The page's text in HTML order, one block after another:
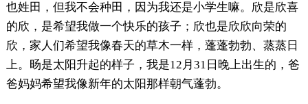
也姓田，但我不会种田，因为我还是小学生嘛。欣是欣喜
的欣，是希望我做一个快乐的孩子；欣也是欣欣向荣的
欣，家人们希望我像春天的草木一样，蓬蓬勃勃、蒸蒸日
上。旸是太阳升起的样子，我是12月31日晚上出生的，爸
爸妈妈希望我像新年的太阳那样朝气蓬勃。